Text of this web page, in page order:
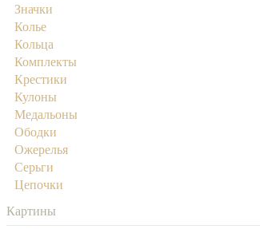
Значки
Колье
Кольца
Комплекты
Крестики
Кулоны
Медальоны
Ободки
Ожерелья
Серьги
Цепочки
Картины